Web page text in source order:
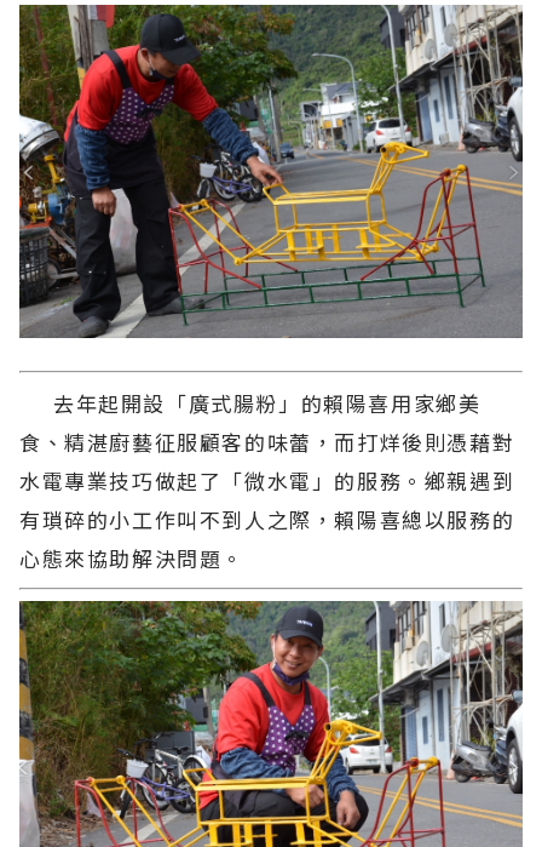
去年起開設「廣式腸粉」的賴陽喜用家鄉美
食、精湛廚藝征服顧客的味蕾，而打烊後則憑藉對
水電專業技巧做起了「微水電」的服務。鄉親遇到
有瑣碎的小工作叫不到人之際，賴陽喜總以服務的
心態來協助解決問題。